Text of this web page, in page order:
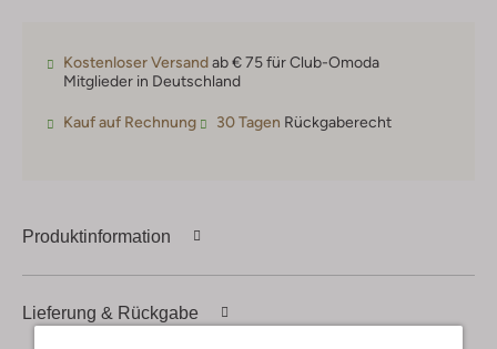
Kostenloser Versandab € 75 für Club-Omoda
Mitglieder in Deutschland
Kauf auf Rechnung 30 Tagen Rückgaberecht
Produktinformation
Lieferung & Rückgabe